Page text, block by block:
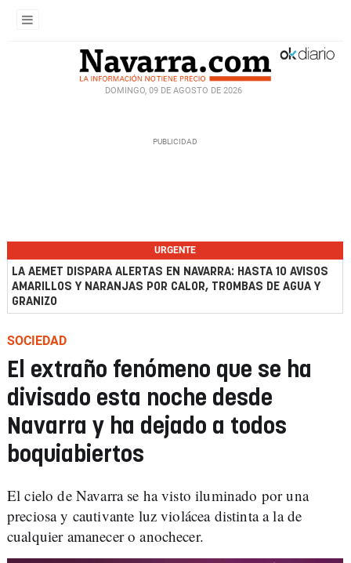
DOMINGO, 09 DE AGOSTO DE 2026
URGENTE
LA AEMET DISPARA ALERTAS EN NAVARRA: HASTA 10 AVISOS
AMARILLOS Y NARANJAS POR CALOR, TROMBAS DE AGUA Y
GRANIZO
SOCIEDAD
El extraño fenómeno que se ha
divisado esta noche desde
Navarra y ha dejado a todos
boquiabiertos
El cielo de Navarra se ha visto iluminado por una
preciosa y cautivante luz violácea distinta a la de
cualquier amanecer o anochecer.